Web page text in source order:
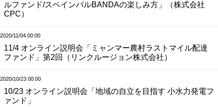
ルファンド/スペインバルBANDAの楽しみ方」（株式会社
CPC）
2020/11/04 00:00
11/4 オンライン説明会「ミャンマー農村ラストマイル配達
ファンド」第2回（リンクルージョン株式会社）
2020/10/23 00:00
10/23 オンライン説明会「地域の自立を目指す 小水力発電フ
ァンド」